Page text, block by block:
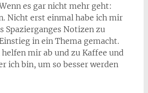
es gar nicht mehr geht:
Nicht erst einmal habe ich mir
Spazierganges Notizen zu
in ein Thema gemacht.
helfen mir ab und zu Kaffee und
ich bin, um so besser werden